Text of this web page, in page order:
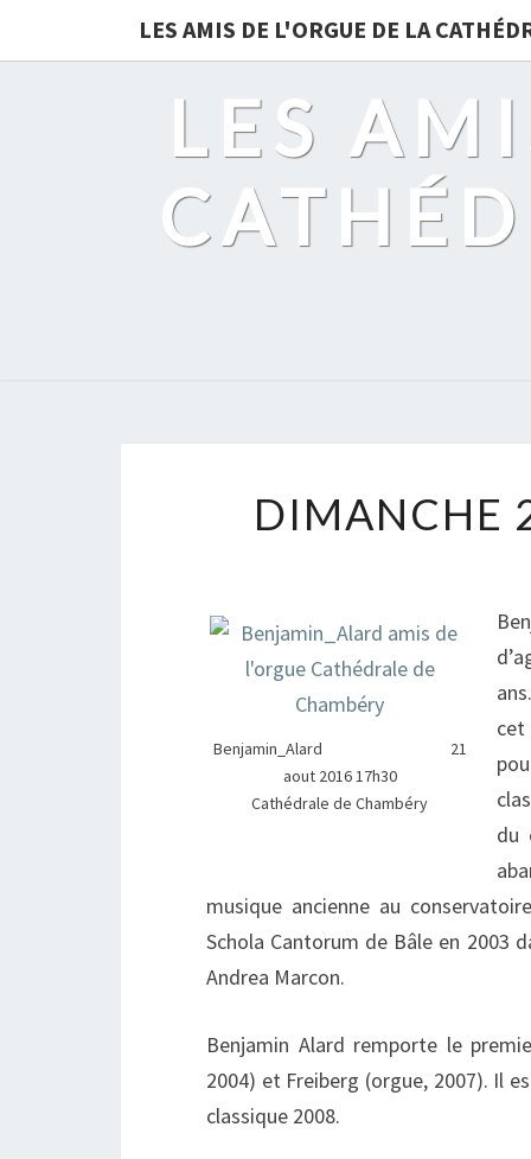
LES AMIS DE L'ORGUE DE LA
LES
DIMANCHE
Benjamin_Alard 21
aout 2016 17h30
Cathédrale de Chambéry
cet
du
musique ancienne au
Schola Cantorum de Bâle en 2003
Andrea Marcon.
Benjamin Alard remporte le
2004) et Freiberg (orgue, 2007). Il
classique 2008.